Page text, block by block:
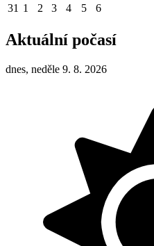
31 1 2 3 4 5 6
Aktuální počasí
dnes, neděle 9. 8. 2026